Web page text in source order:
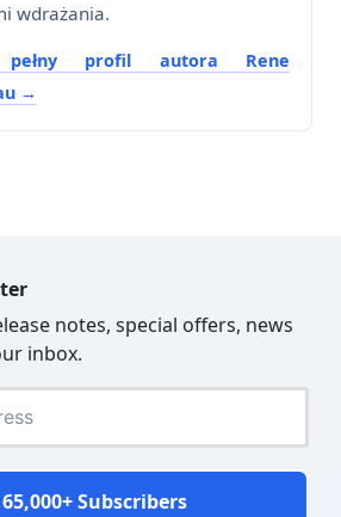
wdrażania.
pełny profil autora Rene
notes, special offers, news
inbox.
Subscribers